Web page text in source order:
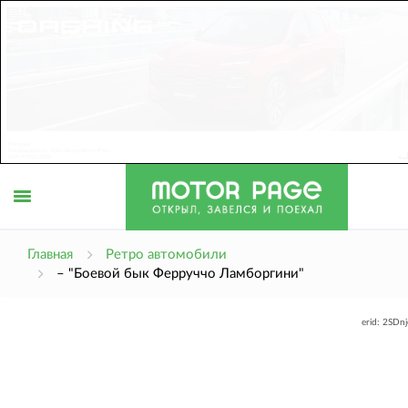
Главная
Ретро автомобили
– "Боевой бык Ферруччо Ламборгини"
erid: